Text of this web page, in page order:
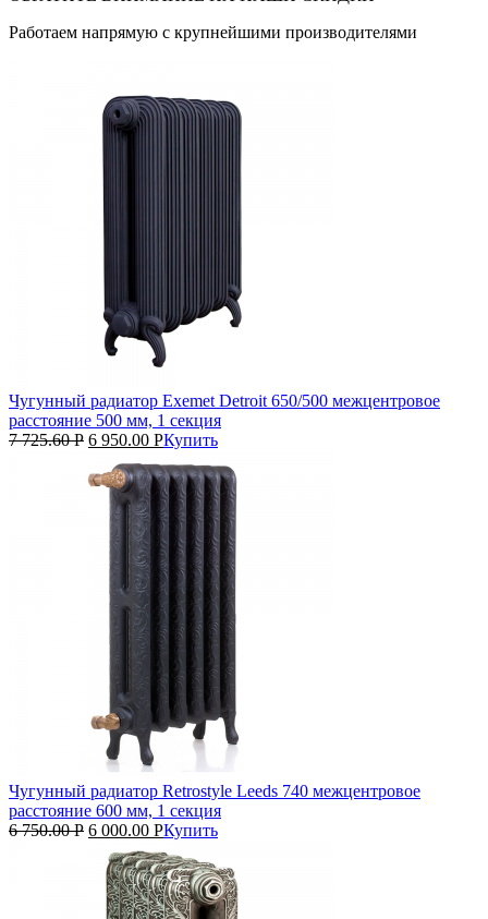
Работаем напрямую с крупнейшими производителями
Чугунный радиатор Exemet Detroit 650/500 межцентровое
расстояние 500 мм, 1 секция
7 725.60Р 6 950.00 РКупить
Чугунный радиатор Retrostyle Leeds 740 межцентровое
расстояние 600 мм, 1 секция
6 750.00Р 6 000.00 РКупить